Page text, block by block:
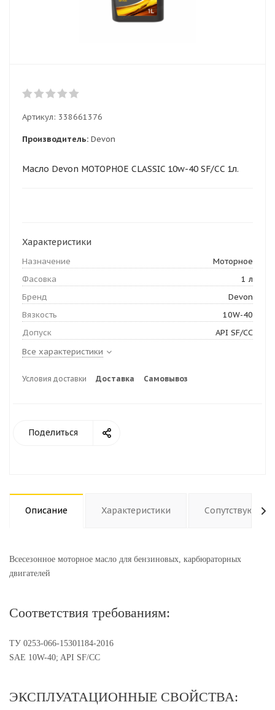
Артикул: 338661376
Производитель: Devon
Масло Devon МОТОРНОЕ CLASSIC 10w-40 SF/CC 1л.
Характеристики
Назначение
Моторное
Фасовка
1 л
Бренд
Devon
Вязкость
10W-40
Допуск
API SF/CC
Все характеристики
Условия доставки Доставка Самовывоз
Поделиться
Описание Характеристики
Всесезонное моторное масло для бензиновых, карбюраторных
двигателей
Соответствия требованиям:
ТУ 0253-066-15301184-2016
SAE 10W-40; API SF/CC
ЭКСПЛУАТАЦИОННЫЕ СВОЙСТВА: